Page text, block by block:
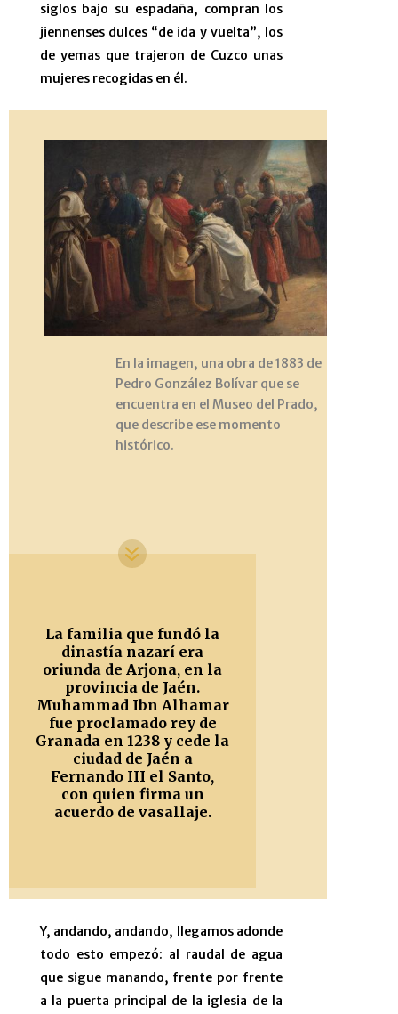
siglos bajo su espadaña, compran los
jiennenses dulces “de ida y vuelta”, los
de yemas que trajeron de Cuzco unas
mujeres recogidas en él.
En la imagen, una obra de 1883 de
Pedro González Bolívar que se
encuentra en el Museo del Prado,
que describe ese momento
histórico.
La familia que fundó la
dinastía nazarí era
oriunda de Arjona, en la
provincia de Jaén.
Muhammad Ibn Alhamar
fue proclamado rey de
Granada en 1238 y cede la
ciudad de Jaén a
Fernando III el Santo,
con quien firma un
acuerdo de vasallaje.
Y, andando, andando, llegamos adonde
todo esto empezó: al raudal de agua
que sigue manando, frente por frente
a la puerta principal de la iglesia de la